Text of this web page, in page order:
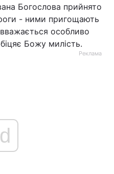
Богослова прийнято
- ними пригощають
особливо
Божу милість.
Реклама